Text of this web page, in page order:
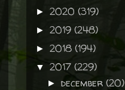
► 2020 (319)
► 2019 (248)
► 2018 (194)
▼ 2017 (229)
►december(20)